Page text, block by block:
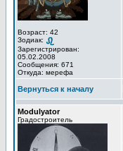
Возраст: 42
Зодиак:
Зарегистрирован:
05.02.2008
Сообщения: 671
Откуда: мерефа
Вернуться к началу
Modulyator
Градостроитель